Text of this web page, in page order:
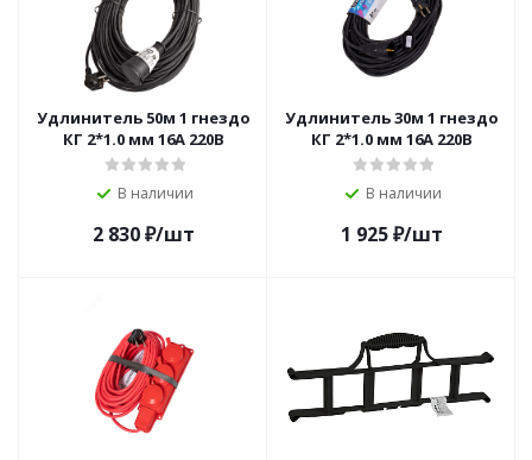
Удлинитель 50м 1 гнездо
КГ 2*1.0 мм 16А 220В
В наличии
2 830₽/шт
Удлинитель 30м 1 гнездо
КГ 2*1.0 мм 16А 220В
В наличии
1 925₽/шт